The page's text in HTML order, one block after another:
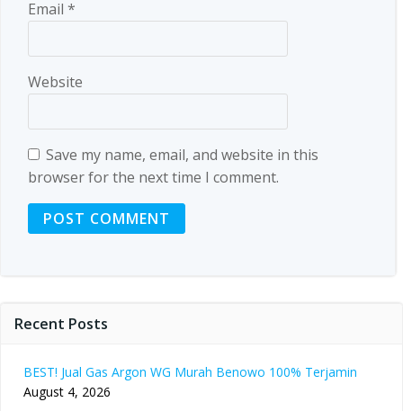
Email *
Website
Save my name, email, and website in this
browser for the next time I comment.
Recent Posts
BEST! Jual Gas Argon WG Murah Benowo 100% Terjamin
August 4, 2026